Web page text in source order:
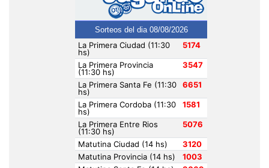
y me trae recuerdos de mi viejo querido gracias
por bellos temas
Raúl . Hace 1 semana